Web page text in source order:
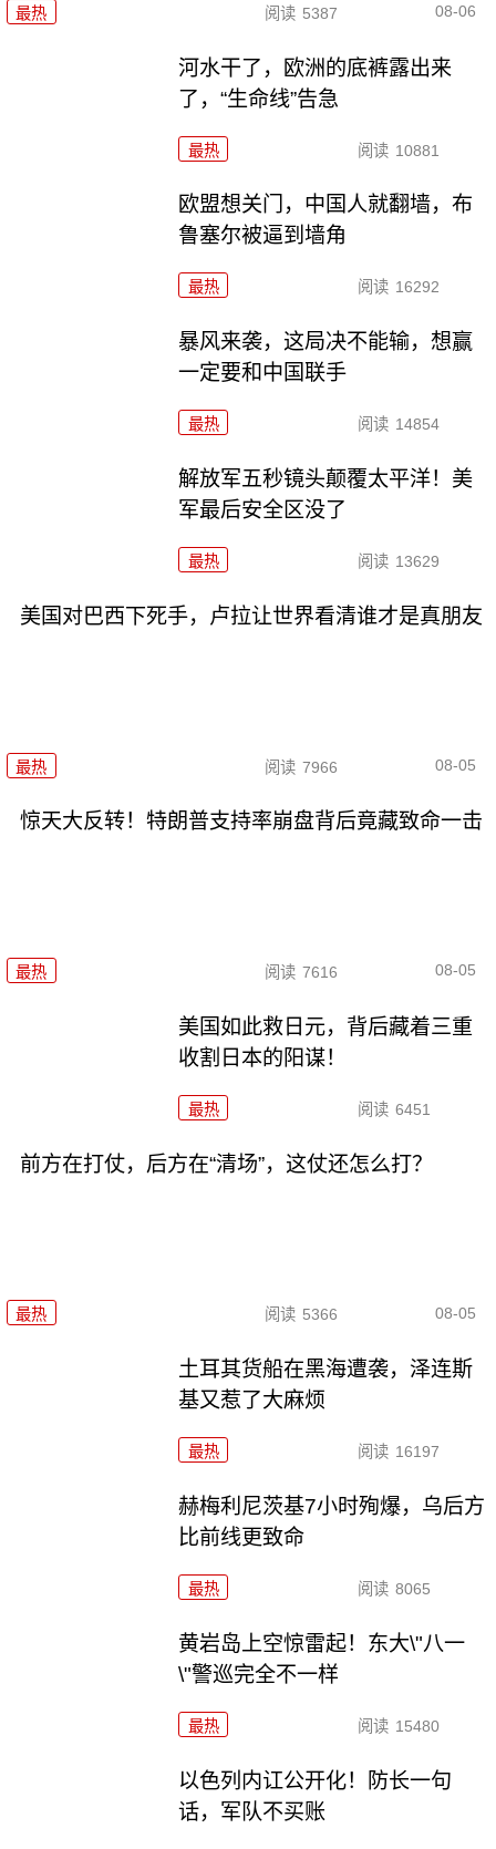
最热 阅读 5387 08-06
河水干了，欧洲的底裤露出来
了，“生命线”告急
最热 阅读 10881
欧盟想关门，中国人就翻墙，布
鲁塞尔被逼到墙角
最热 阅读 16292
暴风来袭，这局决不能输，想赢
一定要和中国联手
最热 阅读 14854
解放军五秒镜头颠覆太平洋！美
军最后安全区没了
最热 阅读 13629
美国对巴西下死手，卢拉让世界看清谁才是真朋友
最热 阅读 7966 08-05
惊天大反转！特朗普支持率崩盘背后竟藏致命一击
最热 阅读 7616 08-05
美国如此救日元，背后藏着三重
收割日本的阳谋！
最热 阅读 6451
前方在打仗，后方在“清场”，这仗还怎么打？
最热 阅读 5366 08-05
土耳其货船在黑海遭袭，泽连斯
基又惹了大麻烦
最热 阅读 16197
赫梅利尼茨基7小时殉爆，乌后方
比前线更致命
最热 阅读 8065
黄岩岛上空惊雷起！东大\"八一
\"警巡完全不一样
最热 阅读 15480
以色列内讧公开化！防长一句
话，军队不买账